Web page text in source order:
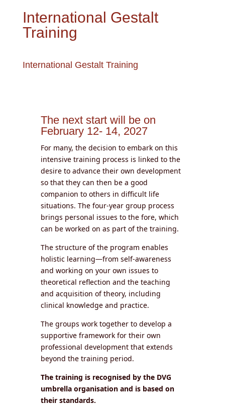
International Gestalt
Training
International Gestalt Training
The next start will be on
February 12- 14, 2027
For many, the decision to embark on this
intensive training process is linked to the
desire to advance their own development
so that they can then be a good
companion to others in difficult life
situations. The four-year group process
brings personal issues to the fore, which
can be worked on as part of the training.
The structure of the program enables
holistic learning—from self-awareness
and working on your own issues to
theoretical reflection and the teaching
and acquisition of theory, including
clinical knowledge and practice.
The groups work together to develop a
supportive framework for their own
professional development that extends
beyond the training period.
The training is recognised by the DVG
umbrella organisation and is based on
their standards.